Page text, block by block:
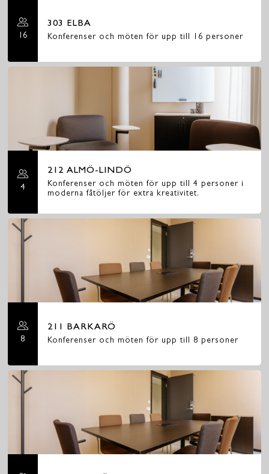
16
303 ELBA
Konferenser och möten för upp till 16 personer
4
212 ALMÖ-LINDÖ
Konferenser och möten för upp till 4 personer i
moderna fåtöljer för extra kreativitet.
8
211 BARKARÖ
Konferenser och möten för upp till 8 personer